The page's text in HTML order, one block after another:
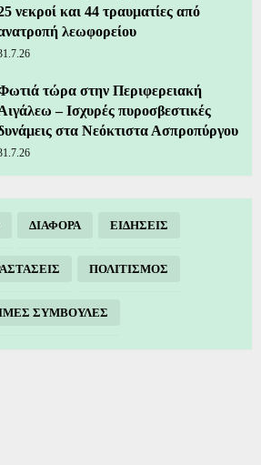
νεκροί και 44 τραυματίες από
λεωφορείου
τώρα στην Περιφερειακή
– Ισχυρές πυροσβεστικές
στα Νεόκτιστα Ασπροπύργου
ΔΙΑΦΟΡΑ ΕΙΔΗΣΕΙΣ
ΠΟΛΙΤΙΣΜΟΣ
ΣΥΜΒΟΥΛΕΣ